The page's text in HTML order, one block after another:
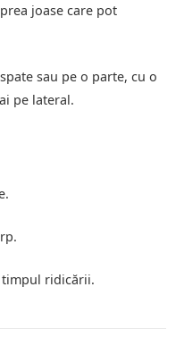
joase care pot
sau pe o parte, cu o
pe lateral.
ridicării.